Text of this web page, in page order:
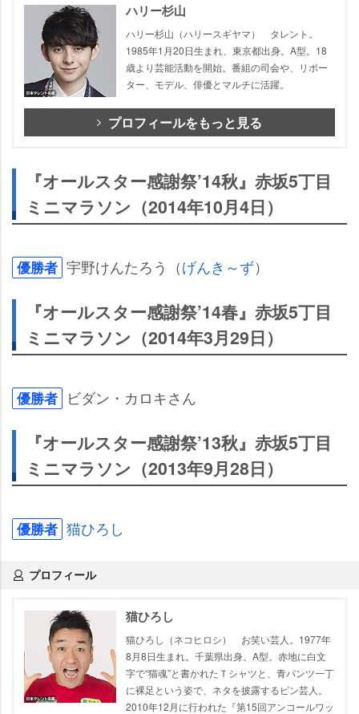
ハリー杉山
ハリー杉山（ハリースギヤマ） タレント。
1985年1月20日生まれ、東京都出身。A型。18
歳より芸能活動を開始。番組の司会や、リポー
ター、モデル、俳優とマルチに活躍。
プロフィールをもっと見る
『オールスター感謝祭’14秋』赤坂5丁目
ミニマラソン（2014年10月4日）
優勝者 宇野けんたろう（げんき～ず）
『オールスター感謝祭’14春』赤坂5丁目
ミニマラソン（2014年3月29日）
優勝者 ビダン・カロキさん
『オールスター感謝祭’13秋』赤坂5丁目
ミニマラソン（2013年9月28日）
優勝者 猫ひろし
プロフィール
猫ひろし
猫ひろし（ネコヒロシ） お笑い芸人。1977年
8月8日生まれ。千葉県出身。A型。赤地に白文
字で“猫魂”と書かれたＴシャツと、青パンツ一丁
に裸足という姿で、ネタを披露するピン芸人。
2010年12月に行われた『第15回アンコールワッ